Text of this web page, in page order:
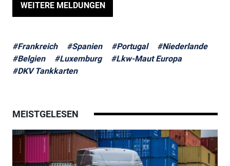
WEITERE MELDUNGEN
#Frankreich #Spanien #Portugal
#Niederlande
#Belgien
#Luxemburg
#Lkw-Maut Europa
#DKV Tankkarten
MEISTGELESEN